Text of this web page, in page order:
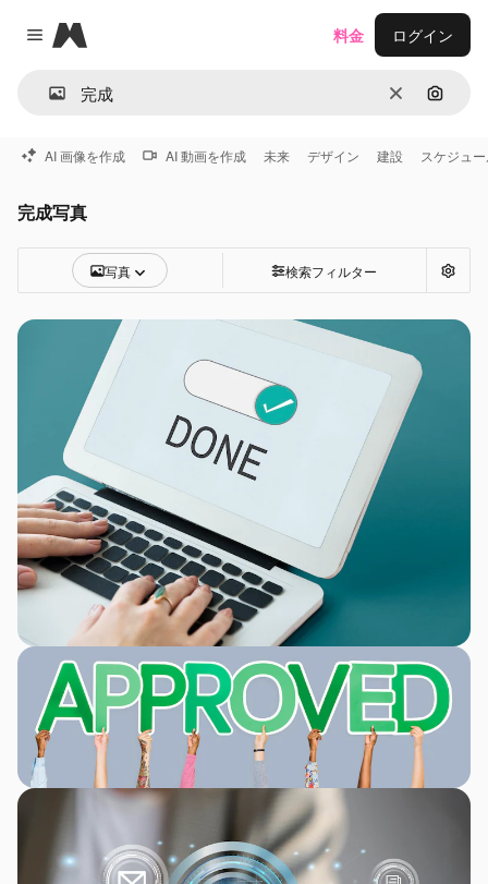
Close menu
Magnific
消去 画像で
料金 ログイン
AI 画像を作成 AI 動画を作成 未来 デザイン 建設 スケジュ
完成写真
写真 検索フィルター